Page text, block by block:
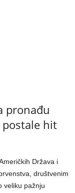
pronađu
postale hit
Država i
društvenim
veliku pažnju